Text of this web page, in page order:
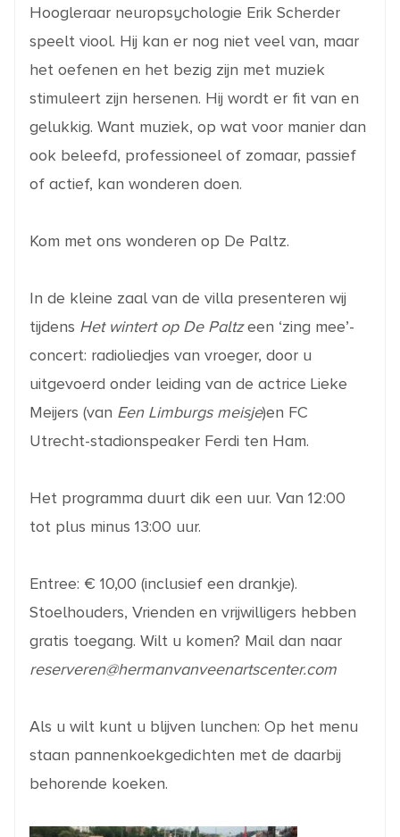
Hoogleraar neuropsychologie Erik Scherder
speelt viool. Hij kan er nog niet veel van, maar
het oefenen en het bezig zijn met muziek
stimuleert zijn hersenen. Hij wordt er fit van en
gelukkig. Want muziek, op wat voor manier dan
ook beleefd, professioneel of zomaar, passief
of actief, kan wonderen doen.
Kom met ons wonderen op De Paltz.
In de kleine zaal van de villa presenteren wij
tijdens Het wintert op De Paltzeen ‘zing mee’-
concert: radioliedjes van vroeger, door u
uitgevoerd onder leiding van de actrice Lieke
Meijers (van Een Limburgs meisje)en FC
Utrecht-stadionspeaker Ferdi ten Ham.
Het programma duurt dik een uur. Van 12:00
tot plus minus 13:00 uur.
Entree: € 10,00 (inclusief een drankje).
Stoelhouders, Vrienden en vrijwilligers hebben
gratis toegang. Wilt u komen? Mail dan naar
reserveren@hermanvanveenartscenter.com
Als u wilt kunt u blijven lunchen: Op het menu
staan pannenkoekgedichten met de daarbij
behorende koeken.